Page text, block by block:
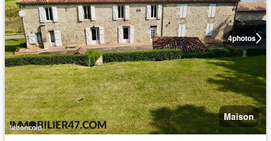
4photos
Maison